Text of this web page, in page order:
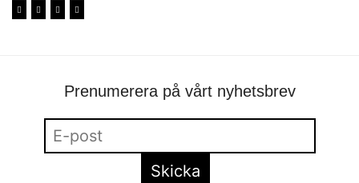
Prenumerera på vårt nyhetsbrev